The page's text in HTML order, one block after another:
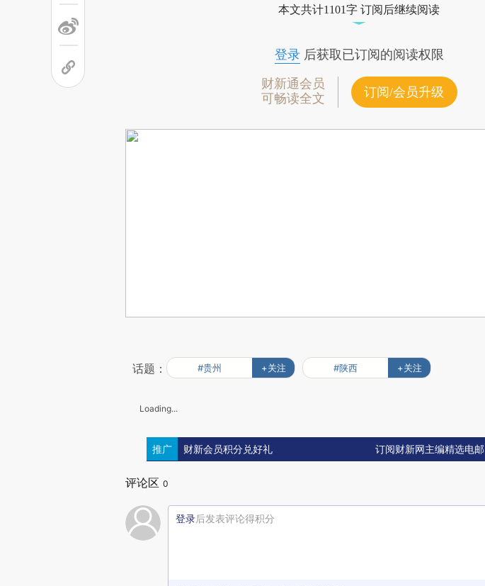
本文共计1101字 订阅后继续阅读
登录后获取已订阅的阅读权限
财新通会员
可畅读全文
订阅/会员升级
话题： #贵州 +关注 #陕西 +关注
Loading...
推广 财新会员积分兑好礼 订阅财新网主编精选电邮
评论区 0
登录后发表评论得积分